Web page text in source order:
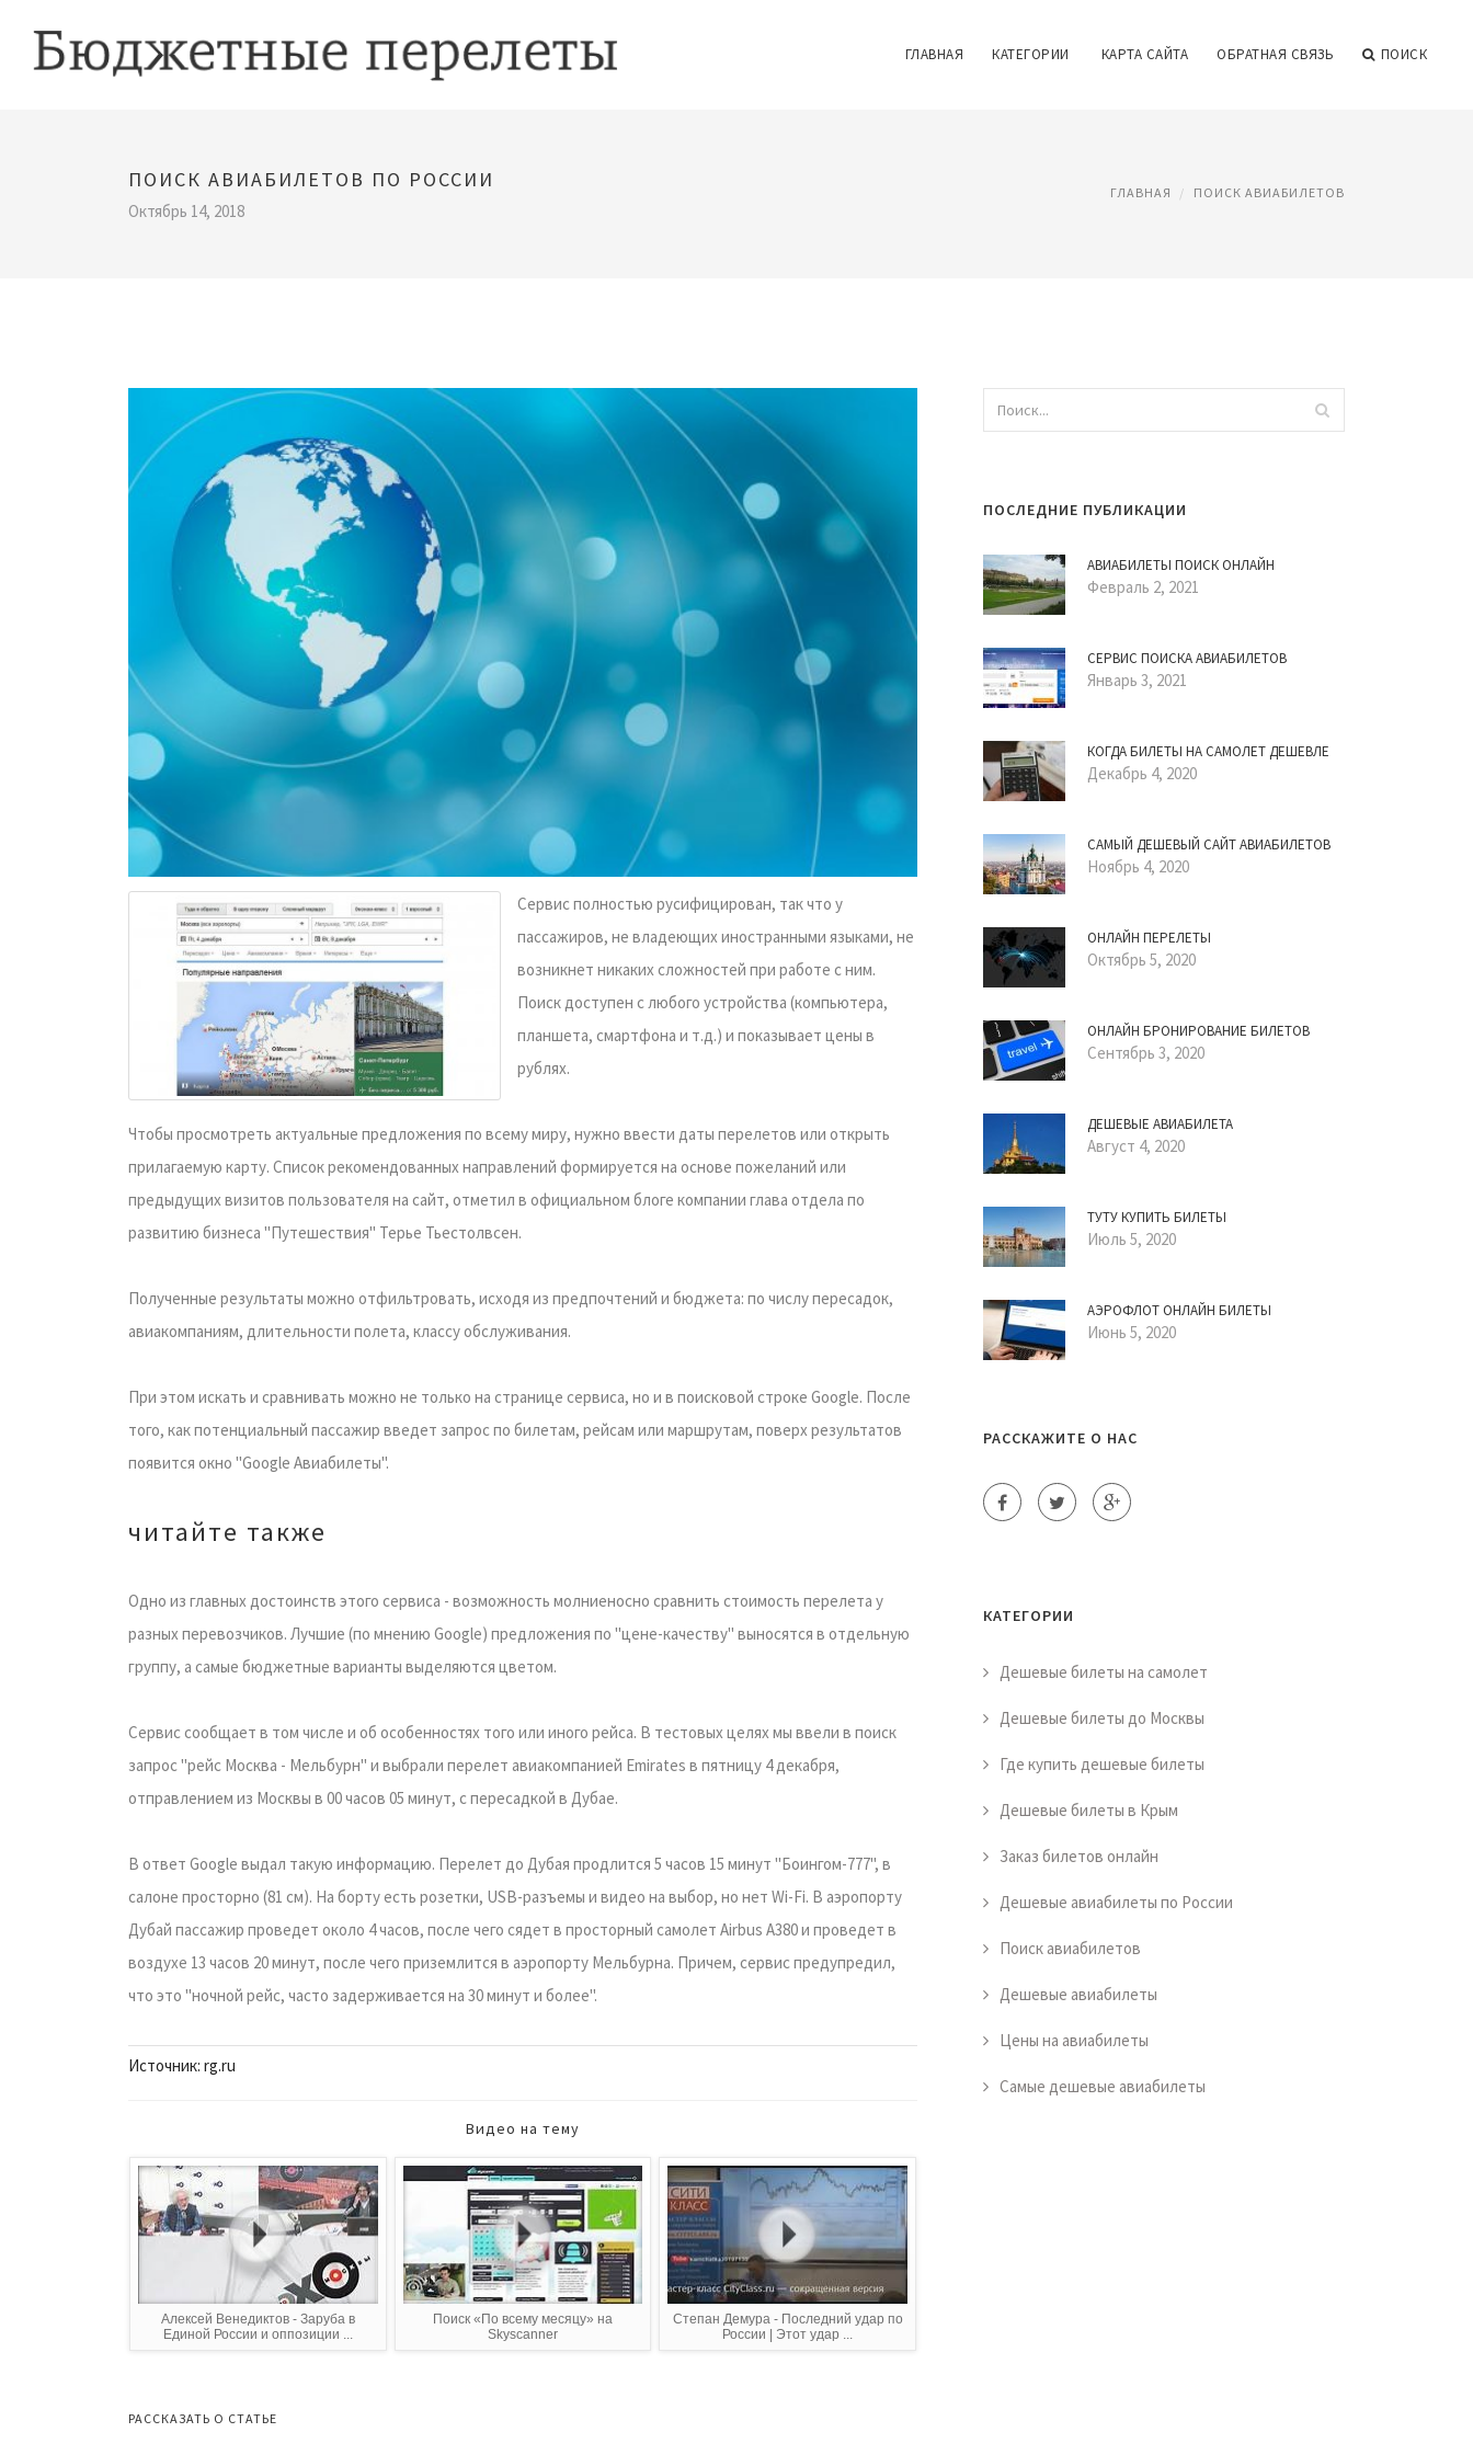
ГЛАВНАЯ КАТЕГОРИИ КАРТА САЙТА ОБРАТНАЯ СВЯЗЬ ПОИСК
ПОИСК АВИАБИЛЕТОВ ПО РОССИИ
Октябрь 14, 2018
ГЛАВНАЯ ПОИСК АВИАБИЛЕТОВ
Сервис полностью русифицирован, так что у
пассажиров, не владеющих иностранными языками, не
возникнет никаких сложностей при работе с ним.
Поиск доступен с любого устройства (компьютера,
планшета, смартфона и т.д.) и показывает цены в
рублях.
Чтобы просмотреть актуальные предложения по всему миру, нужно ввести даты перелетов или открыть
прилагаемую карту. Список рекомендованных направлений формируется на основе пожеланий или
предыдущих визитов пользователя на сайт, отметил в официальном блоге компании глава отдела по
развитию бизнеса "Путешествия" Терье Тьестолвсен.
Полученные результаты можно отфильтровать, исходя из предпочтений и бюджета: по числу пересадок,
авиакомпаниям, длительности полета, классу обслуживания.
При этом искать и сравнивать можно не только на странице сервиса, но и в поисковой строке Google. После
того, как потенциальный пассажир введет запрос по билетам, рейсам или маршрутам, поверх результатов
появится окно "Google Авиабилеты".
читайте также
Одно из главных достоинств этого сервиса - возможность молниеносно сравнить стоимость перелета у
разных перевозчиков. Лучшие (по мнению Google) предложения по "цене-качеству" выносятся в отдельную
группу, а самые бюджетные варианты выделяются цветом.
Сервис сообщает в том числе и об особенностях того или иного рейса. В тестовых целях мы ввели в поиск
запрос "рейс Москва - Мельбурн" и выбрали перелет авиакомпанией Emirates в пятницу 4 декабря,
отправлением из Москвы в 00 часов 05 минут, с пересадкой в Дубае.
В ответ Google выдал такую информацию. Перелет до Дубая продлится 5 часов 15 минут "Боингом-777", в
салоне просторно (81 см). На борту есть розетки, USB-разъемы и видео на выбор, но нет Wi-Fi. В аэропорту
Дубай пассажир проведет около 4 часов, после чего сядет в просторный самолет Airbus A380 и проведет в
воздухе 13 часов 20 минут, после чего приземлится в аэропорту Мельбурна. Причем, сервис предупредил,
что это "ночной рейс, часто задерживается на 30 минут и более".
Источник: rg.ru
Видео на тему
Алексей Венедиктов - Заруба в
Единой России и оппозиции ...
Поиск «По всему месяцу» на
Skyscanner
Степан Демура - Последний удар по
России | Этот удар ...
РАССКАЗАТЬ О СТАТЬЕ
ПОСЛЕДНИЕ ПУБЛИКАЦИИ
АВИАБИЛЕТЫ ПОИСК ОНЛАЙН
Февраль 2, 2021
СЕРВИС ПОИСКА АВИАБИЛЕТОВ
Январь 3, 2021
КОГДА БИЛЕТЫ НА САМОЛЕТ ДЕШЕВЛЕ
Декабрь 4, 2020
САМЫЙ ДЕШЕВЫЙ САЙТ АВИАБИЛЕТОВ
Ноябрь 4, 2020
ОНЛАЙН ПЕРЕЛЕТЫ
Октябрь 5, 2020
ОНЛАЙН БРОНИРОВАНИЕ БИЛЕТОВ
Сентябрь 3, 2020
ДЕШЕВЫЕ АВИАБИЛЕТА
Август 4, 2020
ТУТУ КУПИТЬ БИЛЕТЫ
Июль 5, 2020
АЭРОФЛОТ ОНЛАЙН БИЛЕТЫ
Июнь 5, 2020
РАССКАЖИТЕ О НАС
КАТЕГОРИИ
Дешевые билеты на самолет
Дешевые билеты до Москвы
Где купить дешевые билеты
Дешевые билеты в Крым
Заказ билетов онлайн
Дешевые авиабилеты по России
Поиск авиабилетов
Дешевые авиабилеты
Цены на авиабилеты
Самые дешевые авиабилеты